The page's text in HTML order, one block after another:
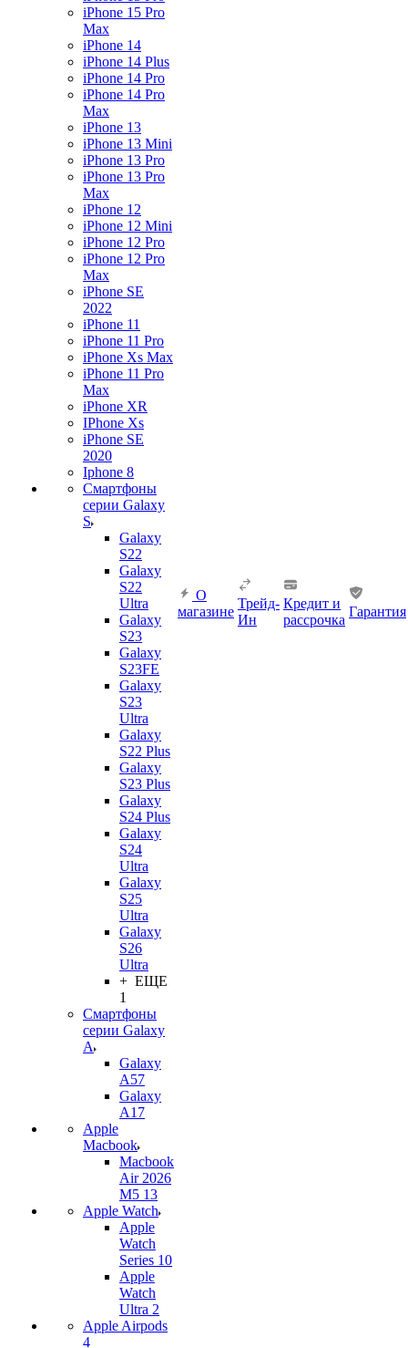
iPhone 15 Pro
Max
iPhone 14
iPhone 14 Plus
iPhone 14 Pro
iPhone 14 Pro
Max
iPhone 13
iPhone 13 Mini
iPhone 13 Pro
iPhone 13 Pro
Max
iPhone 12
iPhone 12 Mini
iPhone 12 Pro
iPhone 12 Pro
Max
iPhone SE
2022
iPhone 11
iPhone 11 Pro
iPhone Xs Max
iPhone 11 Pro
Max
iPhone XR
IPhone Xs
iPhone SE
2020
Iphone 8
Смартфоны
серии Galaxy
S
Galaxy
S22
Galaxy
S22
Ultra
Galaxy
S23
Galaxy
S23FE
Galaxy
S23
Ultra
Galaxy
S22 Plus
Galaxy
S23 Plus
Galaxy
S24 Plus
Galaxy
S24
Ultra
Galaxy
S25
Ultra
Galaxy
S26
Ultra
+ ЕЩЕ
1
Смартфоны
серии Galaxy
A
Galaxy
A57
Galaxy
A17
Apple
Macbook
Macbook
Air 2026
M5 13
Apple Watch
Apple
Watch
Series 10
Apple
Watch
Ultra 2
Apple Airpods
4
О
магазине
Трейд-
Ин
Кредит и
рассрочка
Гарантия